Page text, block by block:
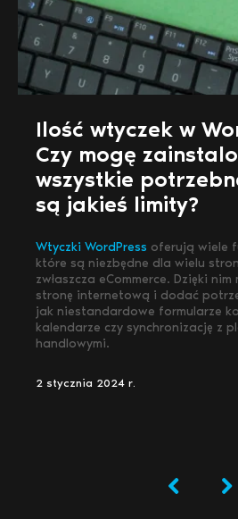
Ilość wtyczek w
Czy mogę
wszystkie
są jakieś limity?
Wtyczki WordPress oferują wiele
które są niezbędne dla wielu
zwłaszcza eCommerce. Dzięki
stronę internetową i dodać
jak niestandardowe formularze
kalendarze czy synchronizację z
handlowymi.
2 stycznia 2024 r.